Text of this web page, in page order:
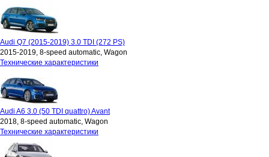
Audi Q7 (2015-2019) 3.0 TDI (272 PS)
2015-2019, 8-speed automatic, Wagon
Технические характеристики
Audi A6 3.0 (50 TDI quattro) Avant
2018, 8-speed automatic, Wagon
Технические характеристики